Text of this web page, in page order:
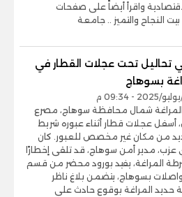
واقرأ أيضاً على صفحات
النجاح والتميز .. جامعة
تحاليل تحت عجلات القطار في
بسوهاج
شمال محافظة سوهاج، مصرع
أسفل عجلات قطار أثناء عبوره شريط
من مكان غير مخصص للعبور. كان
عزب، مدير أمن سوهاج، قد تلقى إخطارًا
المراغة، يفيد بورود محضر من قسم
بسوهاج، يتضمن بلاغ ناظر
المراغة بوقوع حادث على